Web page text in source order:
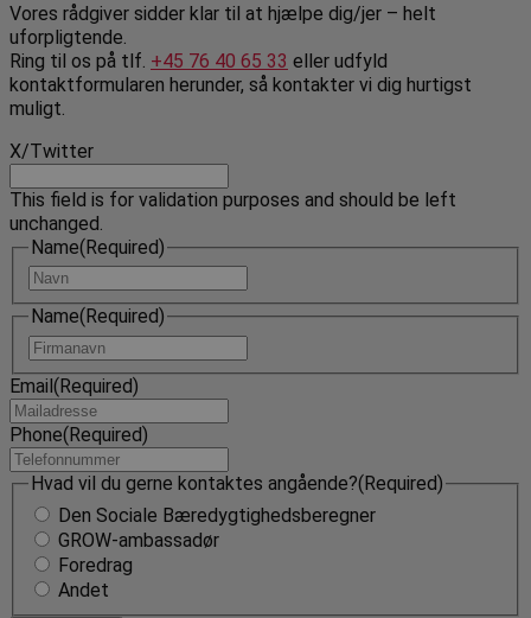
Vores rådgiver sidder klar til at hjælpe dig/jer – helt
uforpligtende.
Ring til os på tlf. +45 76 40 65 33 eller udfyld
kontaktformularen herunder, så kontakter vi dig hurtigst
muligt.
X/Twitter
This field is for validation purposes and should be left
unchanged.
Name(Required)
Name(Required)
Email(Required)
Phone(Required)
Hvad vil du gerne kontaktes angående?(Required)
Den Sociale Bæredygtighedsberegner
GROW-ambassadør
Foredrag
Andet